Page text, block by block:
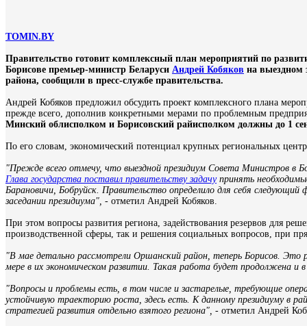
TOMIN.BY
Правительство готовит комплексный план мероприятий по
Борисове премьер-министр Беларуси Андрей Кобяков на выездном
района, сообщили в пресс-службе правительства.
Андрей Кобяков предложил обсудить проект комплексного плана
прежде всего, дополнив конкретными мерами по проблемным
Минский облисполком и Борисовский райисполком должны до 1
По его словам, экономический потенциал крупных региональных
"Прежде всего отмечу, что выездной президиум Совета Министров в
Глава государства поставил правительству задачупринять
Барановичи, Бобруйск. Правительство определило для себя
заседании президиума", - отметил Андрей Кобяков.
При этом вопросы развития региона, задействования резервов для
производственной сферы, так и решения социальных вопросов, при
"В мае детально рассмотрели Оршанский район, теперь Борисов. Это
мере в их экономическом развитии. Такая работа будет продолжена и в
"Вопросы и проблемы есть, в том числе и застарелые, требующие
устойчивую траекторию роста, здесь есть. К данному президиуму в
стратегией развития отдельно взятого региона", - отметил Андрей